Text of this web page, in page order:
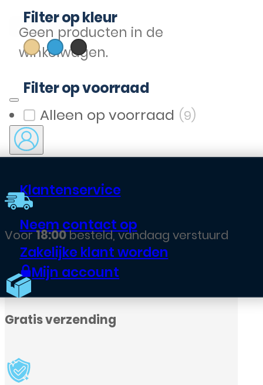
Geen producten in de
winkelwagen.
Klantenservice
Neem contact op
Zakelijke klant worden
Mijn account
Filter op kleur
Filter op kleur
Goud(1)
Blauw(1)
Zwart(3)
Filter op voorraad
Filter op voorraad (9)
Voor18:00besteld, vandaag verstuurd
Gratis verzending